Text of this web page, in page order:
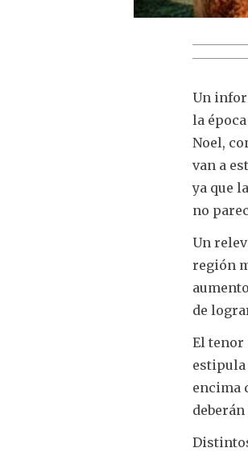
Un
la
Noel,
van a
ya que
no
Un
región
de
El tenor
estipula
encima